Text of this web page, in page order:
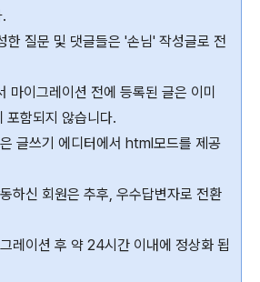
질문 및 댓글들은 '손님' 작성글로 전
이그레이션 전에 등록된 글은 이미
포함되지 않습니다.
글쓰기 에디터에서 html모드를 제공
하신 회원은 추후, 우수답변자로 전환
레이션 후 약 24시간 이내에 정상화 됩